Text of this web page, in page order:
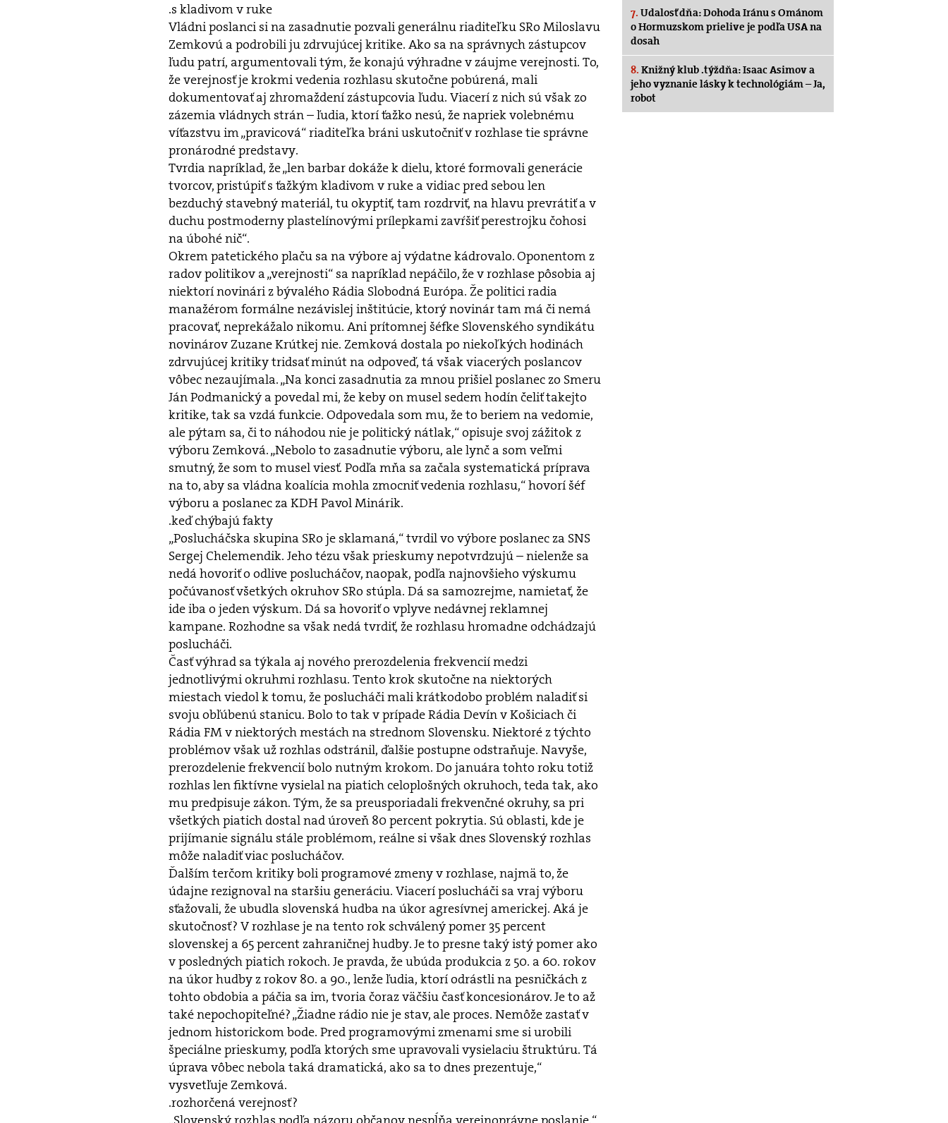
.s kladivom v ruke
Vládni poslanci si na zasadnutie pozvali generálnu riaditeľku SRo Miloslavu
Zemkovú a podrobili ju zdrvujúcej kritike. Ako sa na správnych zástupcov
ľudu patrí, argumentovali tým, že konajú výhradne v záujme verejnosti. To,
že verejnosť je krokmi vedenia rozhlasu skutočne pobúrená, mali
dokumentovať aj zhromaždení zástupcovia ľudu. Viacerí z nich sú však zo
zázemia vládnych strán – ľudia, ktorí ťažko nesú, že napriek volebnému
víťazstvu im „pravicová“ riaditeľka bráni uskutočniť v rozhlase tie správne
pronárodné predstavy.
Tvrdia napríklad, že „len barbar dokáže k dielu, ktoré formovali generácie
tvorcov, pristúpiť s ťažkým kladivom v ruke a vidiac pred sebou len
bezduchý stavebný materiál, tu okyptiť, tam rozdrviť, na hlavu prevrátiť a v
duchu postmoderny plastelínovými prílepkami zavŕšiť perestrojku čohosi
na úbohé nič“.
Okrem patetického plaču sa na výbore aj výdatne kádrovalo. Oponentom z
radov politikov a „verejnosti“ sa napríklad nepáčilo, že v rozhlase pôsobia aj
niektorí novinári z bývalého Rádia Slobodná Európa. Že politici radia
manažérom formálne nezávislej inštitúcie, ktorý novinár tam má či nemá
pracovať, neprekážalo nikomu. Ani prítomnej šéfke Slovenského syndikátu
novinárov Zuzane Krútkej nie. Zemková dostala po niekoľkých hodinách
zdrvujúcej kritiky tridsať minút na odpoveď, tá však viacerých poslancov
vôbec nezaujímala. „Na konci zasadnutia za mnou prišiel poslanec zo Smeru
Ján Podmanický a povedal mi, že keby on musel sedem hodín čeliť takejto
kritike, tak sa vzdá funkcie. Odpovedala som mu, že to beriem na vedomie,
ale pýtam sa, či to náhodou nie je politický nátlak,“ opisuje svoj zážitok z
výboru Zemková. „Nebolo to zasadnutie výboru, ale lynč a som veľmi
smutný, že som to musel viesť. Podľa mňa sa začala systematická príprava
na to, aby sa vládna koalícia mohla zmocniť vedenia rozhlasu,“ hovorí šéf
výboru a poslanec za KDH Pavol Minárik.
.keď chýbajú fakty
„Poslucháčska skupina SRo je sklamaná,“ tvrdil vo výbore poslanec za SNS
Sergej Chelemendik. Jeho tézu však prieskumy nepotvrdzujú – nielenže sa
nedá hovoriť o odlive poslucháčov, naopak, podľa najnovšieho výskumu
počúvanosť všetkých okruhov SRo stúpla. Dá sa samozrejme, namietať, že
ide iba o jeden výskum. Dá sa hovoriť o vplyve nedávnej reklamnej
kampane. Rozhodne sa však nedá tvrdiť, že rozhlasu hromadne odchádzajú
poslucháči.
Časť výhrad sa týkala aj nového prerozdelenia frekvencií medzi
jednotlivými okruhmi rozhlasu. Tento krok skutočne na niektorých
miestach viedol k tomu, že poslucháči mali krátkodobo problém naladiť si
svoju obľúbenú stanicu. Bolo to tak v prípade Rádia Devín v Košiciach či
Rádia FM v niektorých mestách na strednom Slovensku. Niektoré z týchto
problémov však už rozhlas odstránil, ďalšie postupne odstraňuje. Navyše,
prerozdelenie frekvencií bolo nutným krokom. Do januára tohto roku totiž
rozhlas len fiktívne vysielal na piatich celoplošných okruhoch, teda tak, ako
mu predpisuje zákon. Tým, že sa preusporiadali frekvenčné okruhy, sa pri
všetkých piatich dostal nad úroveň 80 percent pokrytia. Sú oblasti, kde je
prijímanie signálu stále problémom, reálne si však dnes Slovenský rozhlas
môže naladiť viac poslucháčov.
Ďalším terčom kritiky boli programové zmeny v rozhlase, najmä to, že
údajne rezignoval na staršiu generáciu. Viacerí poslucháči sa vraj výboru
sťažovali, že ubudla slovenská hudba na úkor agresívnej americkej. Aká je
skutočnosť? V rozhlase je na tento rok schválený pomer 35 percent
slovenskej a 65 percent zahraničnej hudby. Je to presne taký istý pomer ako
v posledných piatich rokoch. Je pravda, že ubúda produkcia z 50. a 60. rokov
na úkor hudby z rokov 80. a 90., lenže ľudia, ktorí odrástli na pesničkách z
tohto obdobia a páčia sa im, tvoria čoraz väčšiu časť koncesionárov. Je to až
také nepochopiteľné? „Žiadne rádio nie je stav, ale proces. Nemôže zastať v
jednom historickom bode. Pred programovými zmenami sme si urobili
špeciálne prieskumy, podľa ktorých sme upravovali vysielaciu štruktúru. Tá
úprava vôbec nebola taká dramatická, ako sa to dnes prezentuje,“
vysvetľuje Zemková.
.rozhorčená verejnosť?
7. Udalosť dňa: Dohoda Iránu s Ománom
o Hormuzskom prielive je podľa USA na
dosah
8. Knižný klub .týždňa: Isaac Asimov a
jeho vyznanie lásky k technológiám – Ja,
robot